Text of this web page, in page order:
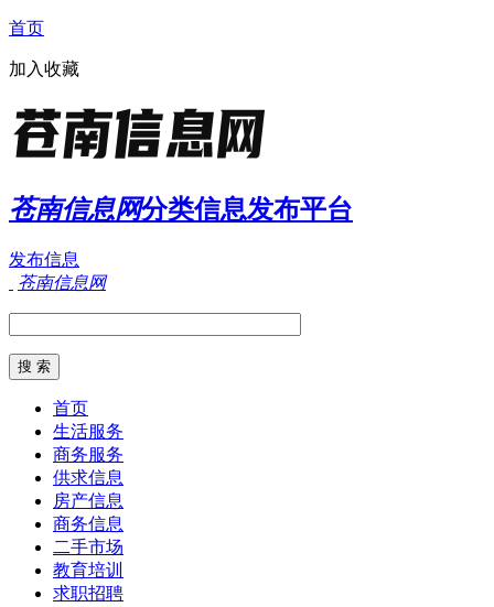
首页
加入收藏
苍南信息网分类信息发布平台
发布信息
苍南信息网
首页
生活服务
商务服务
供求信息
房产信息
商务信息
二手市场
教育培训
求职招聘